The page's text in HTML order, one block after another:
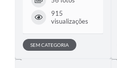
915
visualizações
SEM CATEGORIA